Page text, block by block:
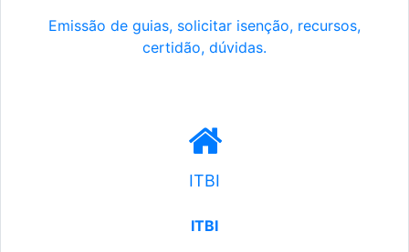
Emissão de guias, solicitar isenção, recursos,
certidão, dúvidas.
ITBI
ITBI